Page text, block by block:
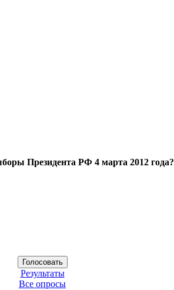
Президента РФ 4 марта 2012 года?
Результаты
Все опросы